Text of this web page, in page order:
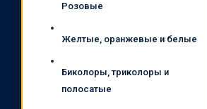
Розовые
Желтые, оранжевые и белые
Биколоры, триколоры и
полосатые